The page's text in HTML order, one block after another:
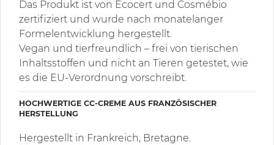
Das Produkt ist von Ecocert und Cosmébio
zertifiziert und wurde nach monatelanger
Formelentwicklung hergestellt.
Vegan und tierfreundlich – frei von tierischen
Inhaltsstoffen und nicht an Tieren getestet, wie
es die EU-Verordnung vorschreibt.
HOCHWERTIGE CC-CREME AUS FRANZÖSISCHER
HERSTELLUNG
Hergestellt in Frankreich, Bretagne.